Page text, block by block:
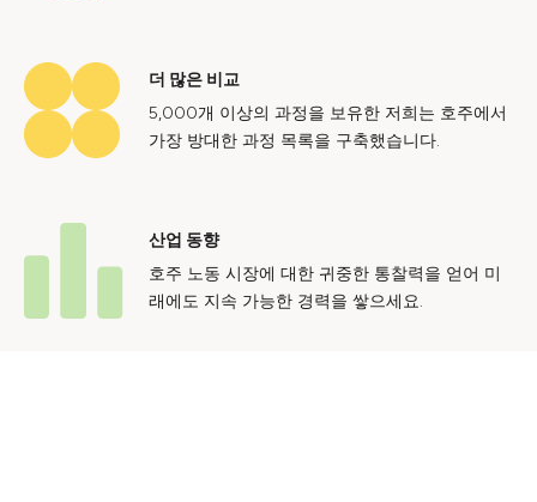
더 많은 비교
5,000개 이상의 과정을 보유한 저희는 호주에서
가장 방대한 과정 목록을 구축했습니다.
산업 동향
호주 노동 시장에 대한 귀중한 통찰력을 얻어 미
래에도 지속 가능한 경력을 쌓으세요.